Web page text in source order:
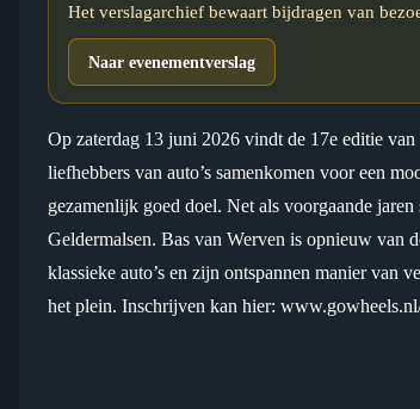
Het verslagarchief bewaart bijdragen van
Naar evenementverslag
Op zaterdag 13 juni 2026 vindt de 17e editie
liefhebbers van auto’s samenkomen voor een
gezamenlijk goed doel. Net als voorgaande
Geldermalsen. Bas van Werven is opnieuw van
klassieke auto’s en zijn ontspannen manier van
het plein. Inschrijven kan hier: